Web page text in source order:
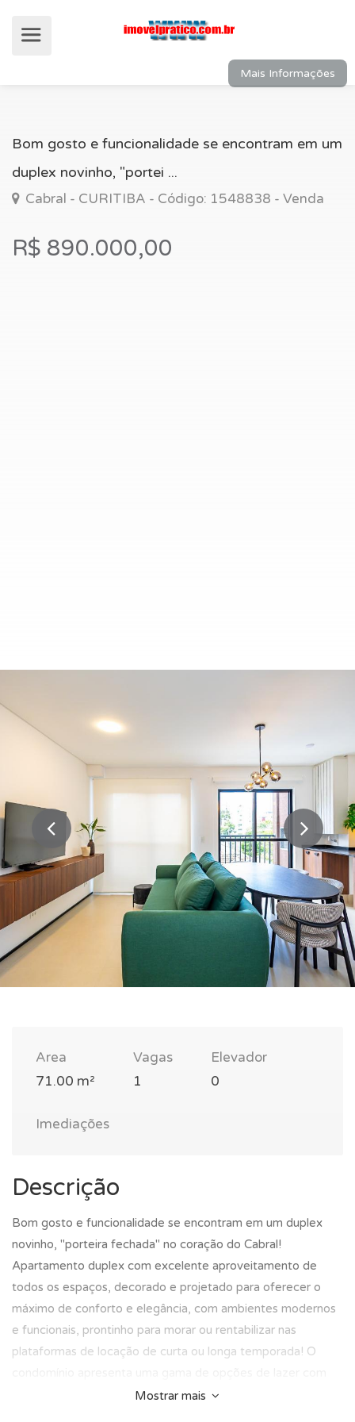
Bom gosto e funcionalidade se encontram em um
duplex novinho, "portei ...
Cabral - CURITIBA - Código: 1548838 - Venda
R$ 890.000,00
Area
71.00 m²
Vagas
1
Elevador
0
Imediações
Descrição
Bom gosto e funcionalidade se encontram em um duplex
novinho, "porteira fechada" no coração do Cabral!
Apartamento duplex com excelente aproveitamento de
todos os espaços, decorado e projetado para oferecer o
máximo de conforto e elegância, com ambientes modernos
e funcionais, prontinho para morar ou rentabilizar nas
plataformas de locação de curta ou longa temporada! O
destaque para a horta, bicicletário, coworking, gourmet
Mostrar mais
Mais Informações